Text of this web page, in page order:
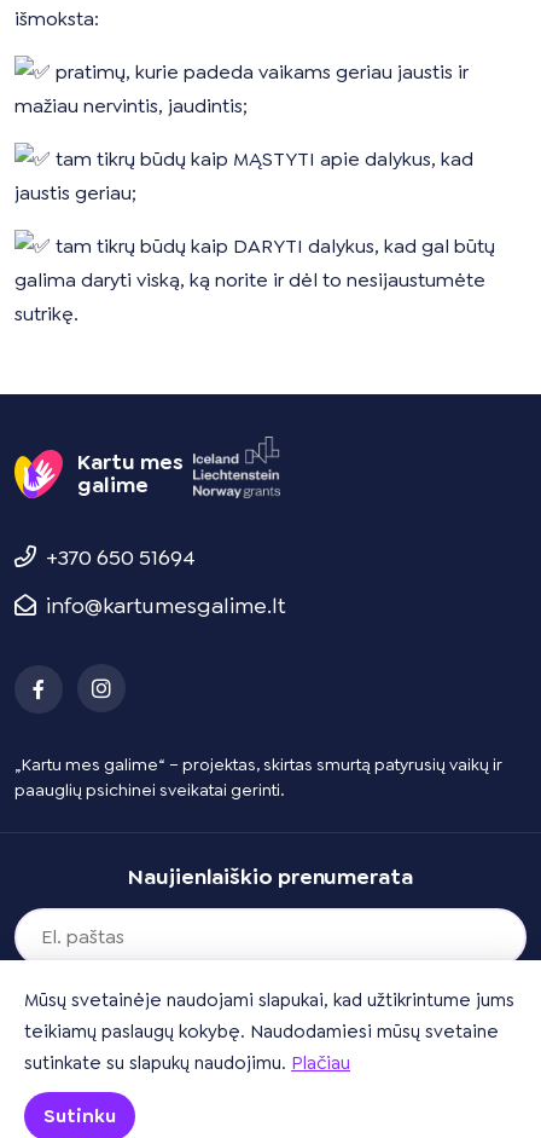
išmoksta:
pratimų, kurie padeda vaikams geriau jaustis ir
mažiau nervintis, jaudintis;
tam tikrų būdų kaip MĄSTYTI apie dalykus, kad
jaustis geriau;
tam tikrų būdų kaip DARYTI dalykus, kad gal būtų
galima daryti viską, ką norite ir dėl to nesijaustumėte
sutrikę.
Kartu mes
galime
+370 650 51694
info@kartumesgalime.lt
„Kartu mes galime“ – projektas, skirtas smurtą patyrusių vaikų ir
paauglių psichinei sveikatai gerinti.
Naujienlaiškio prenumerata
© 2026 Kartu mes galime
Mūsų svetainėje naudojami slapukai, kad užtikrintume jums
teikiamų paslaugų kokybę. Naudodamiesi mūsų svetaine
sutinkate su slapukų naudojimu. Plačiau
Sutinku